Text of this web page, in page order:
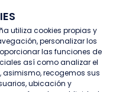
utiliza cookies propias y
personalizar los
las funciones de
así como analizar el
recogemos sus
ubicación y